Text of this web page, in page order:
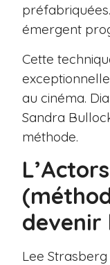
émergent
Cette
au cinéma.
Sandra
méthode.
devenir
Lee